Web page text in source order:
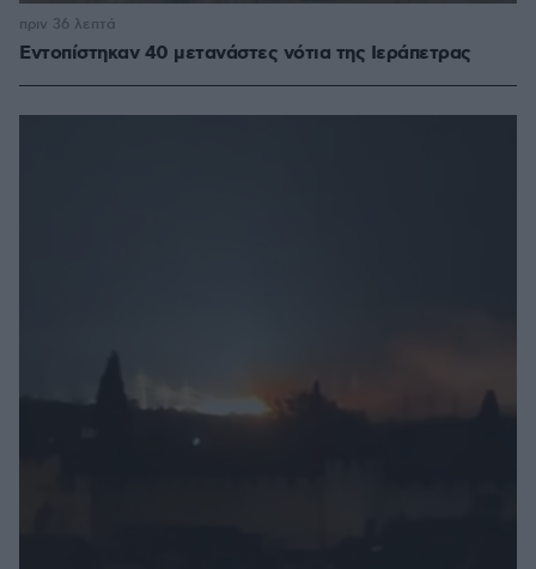
Εντοπίστηκαν 40 μετανάστες νότια της Ιεράπετρας
πριν 36 λεπτά